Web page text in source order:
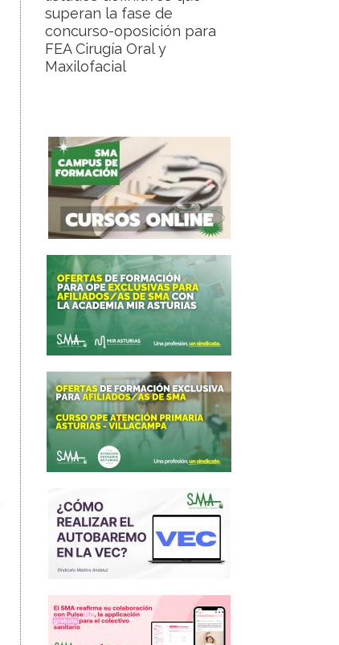
superan la fase de
concurso-oposición para
FEA Cirugía Oral y
Maxilofacial